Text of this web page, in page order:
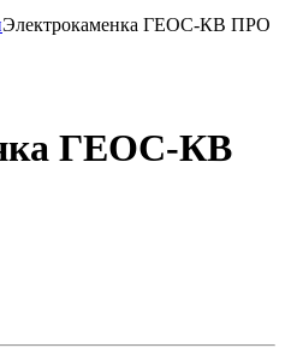
Электрокаменка ГЕОС-КВ ПРО
ГЕОС-КВ